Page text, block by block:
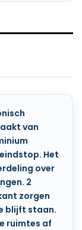
van
Het
over
2
zorgen
blijft staan.
ruimtes af